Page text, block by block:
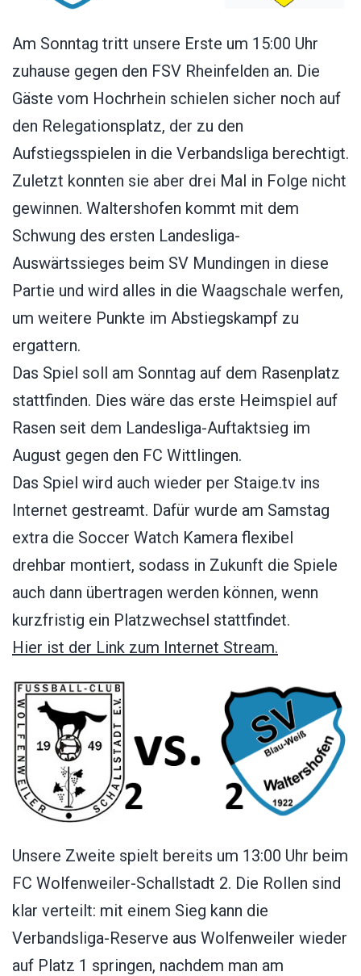
Am Sonntag tritt unsere Erste um 15:00 Uhr
zuhause gegen den FSV Rheinfelden an. Die
Gäste vom Hochrhein schielen sicher noch auf
den Relegationsplatz, der zu den
Aufstiegsspielen in die Verbandsliga berechtigt.
Zuletzt konnten sie aber drei Mal in Folge nicht
gewinnen. Waltershofen kommt mit dem
Schwung des ersten Landesliga-
Auswärtssieges beim SV Mundingen in diese
Partie und wird alles in die Waagschale werfen,
um weitere Punkte im Abstiegskampf zu
ergattern.
Das Spiel soll am Sonntag auf dem Rasenplatz
stattfinden. Dies wäre das erste Heimspiel auf
Rasen seit dem Landesliga-Auftaktsieg im
August gegen den FC Wittlingen.
Das Spiel wird auch wieder per Staige.tv ins
Internet gestreamt. Dafür wurde am Samstag
extra die Soccer Watch Kamera flexibel
drehbar montiert, sodass in Zukunft die Spiele
auch dann übertragen werden können, wenn
kurzfristig ein Platzwechsel stattfindet.
Hier ist der Link zum Internet Stream.
Unsere Zweite spielt bereits um 13:00 Uhr beim
FC Wolfenweiler-Schallstadt 2. Die Rollen sind
klar verteilt: mit einem Sieg kann die
Verbandsliga-Reserve aus Wolfenweiler wieder
auf Platz 1 springen, nachdem man am